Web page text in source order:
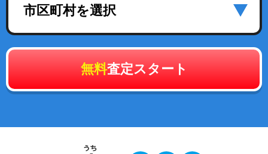
市区町村を選択
無料査定スタート